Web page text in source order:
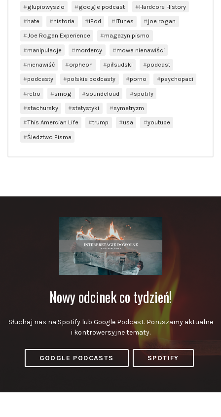
glupiowyszlo
google podcast
Hardcore History
hate
historia iPod iTunes
joe rogan
Joe Rogan Experience
magazyn pismo
manipulacje
mordercy
mowa nienawiści
nienawiść
orpheon piłsudski
podcast
podcasty
polskie podcasty porno
psychopaci
retro
smog soundcloud
spotify
stachursky
statystyki
symetryzm
This Amercian Life
trump usa
youtube
Śledztwo Pisma
Nowy odcinek co tydzień!
Słuchaj nas na Spotify lub Google Podcast. Poruszamy aktualne
i kontrowersyjne tematy.
GOOGLE PODCASTS SPOTIFY